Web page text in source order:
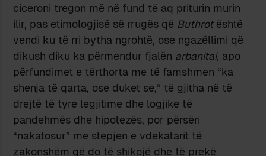
ciceroni tregon më në fund të aq priturin murin
ilir, pas etimologjisë së rrugës që Buthrotështë
vendi ku të rri bytha ngrohtë, ose ngazëllimi që
dikush diku ka përmendur fjalën arbanitai, apo
përfundimet e tërthorta me të famshmen “ka
shenja të qarta, ose duket se,” të gjitha në të
drejtë të tyre legjitime dhe logjike të
pandehmës dhe hipotezës, por përsëri
“nakatosur” me stepjen e vdekatarit të
zakonshëm që do të shikojë dhe të prekë